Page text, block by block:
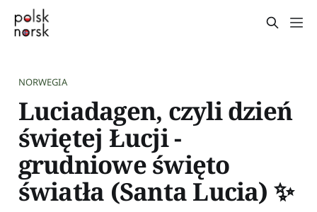
NORWEGIA
Luciadagen, czyli dzień
świętej Łucji -
grudniowe święto
światła (Santa Lucia) ✨